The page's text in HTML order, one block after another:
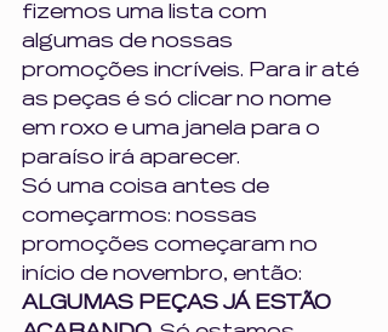
fizemos uma lista com
algumas de nossas
promoções incríveis. Para ir até
as peças é só clicar no nome
em roxo e uma janela para o
paraíso irá aparecer.
Só uma coisa antes de
começarmos: nossas
promoções começaram no
início de novembro, então:
ALGUMAS PEÇAS JÁ ESTÃO